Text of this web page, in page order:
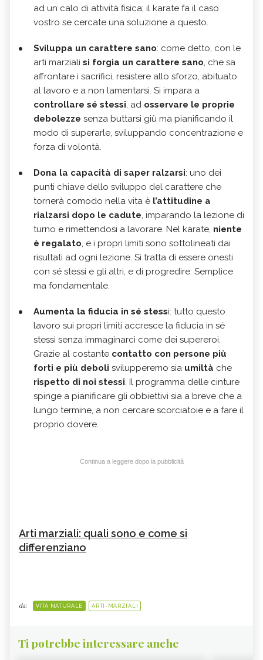
ad un calo di attività fisica; il karate fa il caso
vostro se cercate una soluzione a questo.
Sviluppa un carattere sano: come detto, con le
arti marziali si forgia un carattere sano, che sa
affrontare i sacrifici, resistere allo sforzo, abituato
al lavoro e a non lamentarsi. Si impara a
controllare sé stessi, ad osservare le proprie
debolezze senza buttarsi giù ma pianificando il
modo di superarle, sviluppando concentrazione e
forza di volontà.
Dona la capacità di saper ralzarsi: uno dei
punti chiave dello sviluppo del carattere che
tornerà comodo nella vita è l’attitudine a
rialzarsi dopo le cadute, imparando la lezione di
turno e rimettendosi a lavorare. Nel karate, niente
è regalato, e i propri limiti sono sottolineati dai
risultati ad ogni lezione. Si tratta di essere onesti
con sé stessi e gli altri, e di progredire. Semplice
ma fondamentale.
Aumenta la fiducia in sé stessi: tutto questo
lavoro sui propri limiti accresce la fiducia in sé
stessi senza immaginarci come dei supereroi.
Grazie al costante contatto con persone più
forti e più deboli svilupperemo sia umiltà che
rispetto di noi stessi. Il programma delle cinture
spinge a pianificare gli obbiettivi sia a breve che a
lungo termine, a non cercare scorciatoie e a fare il
proprio dovere.
Continua a leggere dopo la pubblicità
Arti marziali: quali sono e come si
differenziano
da: VITA NATURALE ARTI-MARZIALI
Ti potrebbe interessare anche